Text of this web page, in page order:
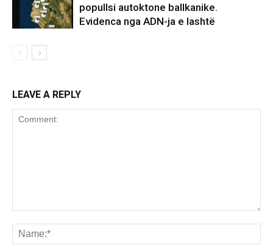
popullsi autoktone ballkanike.
Evidenca nga ADN-ja e lashtë
LEAVE A REPLY